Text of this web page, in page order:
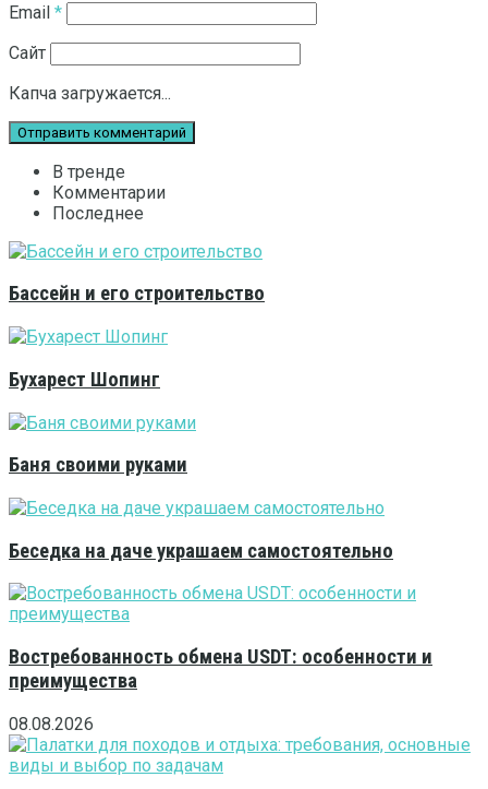
Email *
Сайт
Капча загружается...
В тренде
Комментарии
Последнее
Бассейн и его строительство
Бухарест Шопинг
Баня своими руками
Беседка на даче украшаем самостоятельно
Востребованность обмена USDT: особенности и
преимущества
08.08.2026